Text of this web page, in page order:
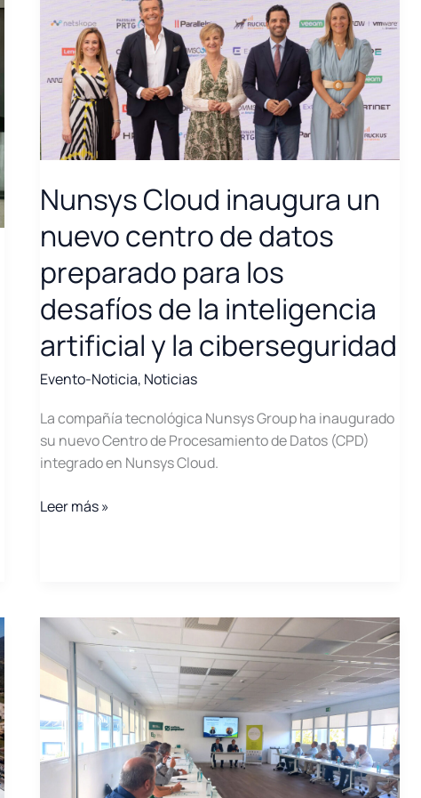
Nunsys Cloud inaugura un
nuevo centro de datos
preparado para los
desafíos de la inteligencia
artificial y la ciberseguridad
Evento-Noticia, Noticias
La compañía tecnológica Nunsys Group ha inaugurado
su nuevo Centro de Procesamiento de Datos (CPD)
integrado en Nunsys Cloud.
Nunsys
centro
datos
preparado
para
los
desafíos
Leer más »